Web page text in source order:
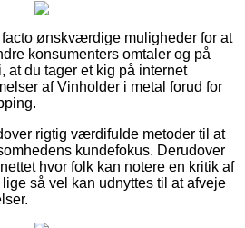
ønskværdige muligheder for at
konsumenters omtaler og på
at du tager et kig på internet
af Vinholder i metal forud for
rigtig værdifulde metoder til at
kundefokus. Derudover
hvor folk kan notere en kritik af
så vel kan udnyttes til at afveje